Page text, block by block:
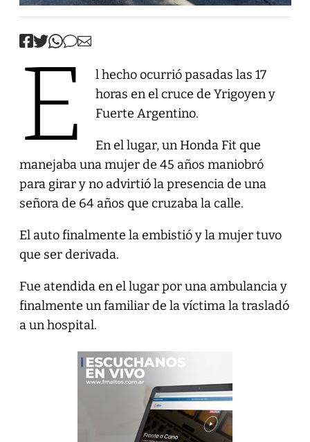
E
l hecho ocurrió pasadas las 17
horas en el cruce de Yrigoyen y
Fuerte Argentino.
En el lugar, un Honda Fit que
manejaba una mujer de 45 años maniobró
para girar y no advirtió la presencia de una
señora de 64 años que cruzaba la calle.
El auto finalmente la embistió y la mujer tuvo
que ser derivada.
Fue atendida en el lugar por una ambulancia y
finalmente un familiar de la víctima la trasladó
a un hospital.